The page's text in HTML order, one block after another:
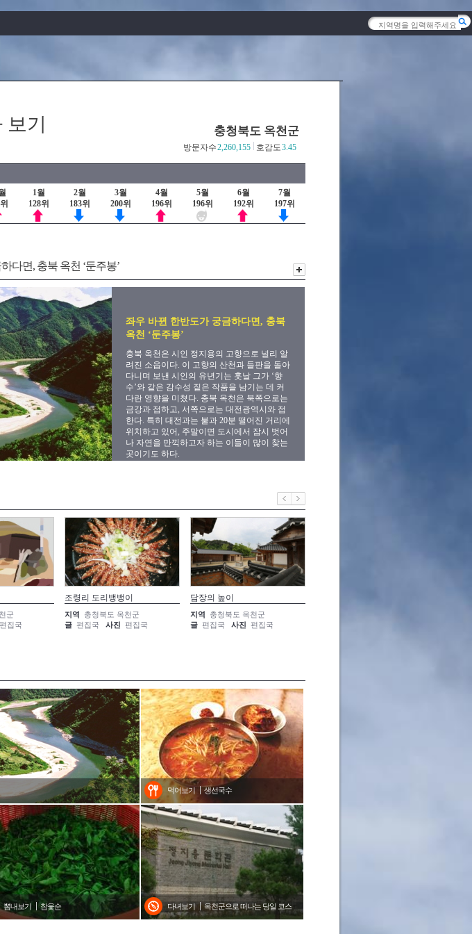
기 충청북도 옥천군
호감도3.45
방문자수2,260,155
1월
128위
2월
183위
3월
200위
4월
196위
5월
196위
6월
192위
7월
197위
다면, 충북 옥천 ‘둔주봉’
좌우 바뀐 한반도가 궁금하다면, 충북
옥천 ‘둔주봉’
충북 옥천은 시인 정지용의 고향으로 널리 알
려진 소읍이다. 이 고향의 산천과 들판을 돌아
다니며 보낸 시인의 유년기는 훗날 그가 ‘향
수’와 같은 감수성 짙은 작품을 남기는 데 커
다란 영향을 미쳤다. 충북 옥천은 북쪽으로는
금강과 접하고, 서쪽으로는 대전광역시와 접
한다. 특히 대전과는 불과 20분 떨어진 거리에
위치하고 있어, 주말이면 도시에서 잠시 벗어
나 자연을 만끽하고자 하는 이들이 많이 찾는
곳이기도 하다.
군
편집국
조령리 도리뱅뱅이
지역
충청북도 옥천군
글 편집국 사진 편집국
담장의 높이
지역
충청북도 옥천군
글 편집국 사진 편집국
먹어보기 생선국수
다녀보기 옥천군으로 떠나는 당일 코스
뽐내보기 참옻순